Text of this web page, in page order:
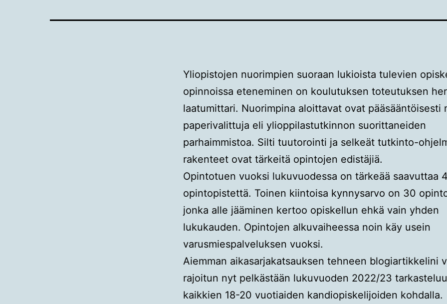
Yliopistojen nuorimpien suoraan lukioista tulevien
opinnoissa eteneminen on koulutuksen toteutuksen
laatumittari. Nuorimpina aloittavat ovat pääsääntöisesti
paperivalittuja eli ylioppilastutkinnon suorittaneiden
parhaimmistoa. Silti tuutorointi ja selkeät tutkinto-
rakenteet ovat tärkeitä opintojen edistäjiä.
Opintotuen vuoksi lukuvuodessa on tärkeää saavuttaa
opintopistettä. Toinen kiintoisa kynnysarvo on 30
jonka alle jääminen kertoo opiskellun ehkä vain yhden
lukukauden. Opintojen alkuvaiheessa noin käy usein
varusmiespalveluksen vuoksi.
Aiemman aikasarjakatsauksen tehneen blogiartikkelini
rajoitun nyt pelkästään lukuvuoden 2022/23
kaikkien 18-20 vuotiaiden kandiopiskelijoiden kohdalla.